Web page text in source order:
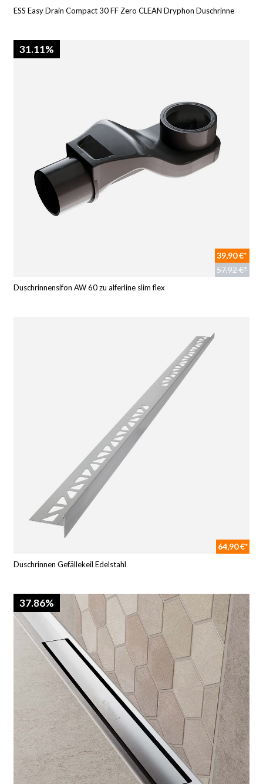
ESS Easy Drain Compact 30 FF Zero CLEAN Dryphon Duschrinne
31.11%
39,90 €*
57,92 €*
Duschrinnensifon AW 60 zu alferline slim flex
64,90 €*
Duschrinnen Gefällekeil Edelstahl
37.86%